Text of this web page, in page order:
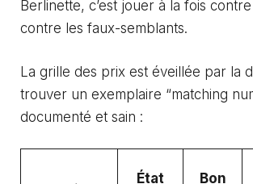
Berlinette, c’est jouer à la fois
contre les faux-semblants.
La grille des prix est éveillée par la
trouver un exemplaire “matching
documenté et sain :
État Bon